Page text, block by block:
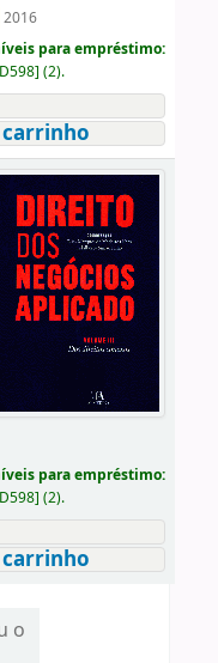
2016
para empréstimo:
] (2).
para empréstimo:
] (2).
o